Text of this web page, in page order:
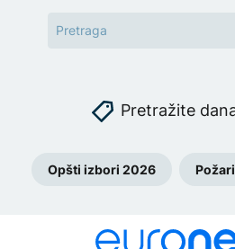
Pretražite
Opšti izbori 2026 Požari